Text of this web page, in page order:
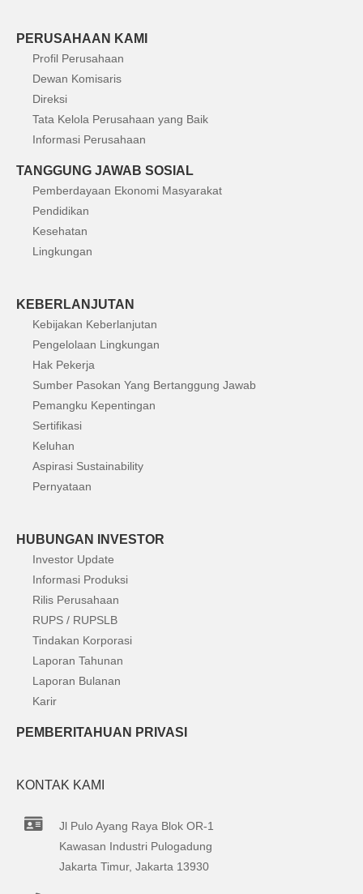
PERUSAHAAN KAMI
Profil Perusahaan
Dewan Komisaris
Direksi
Tata Kelola Perusahaan yang Baik
Informasi Perusahaan
TANGGUNG JAWAB SOSIAL
Pemberdayaan Ekonomi Masyarakat
Pendidikan
Kesehatan
Lingkungan
KEBERLANJUTAN
Kebijakan Keberlanjutan
Pengelolaan Lingkungan
Hak Pekerja
Sumber Pasokan Yang Bertanggung Jawab
Pemangku Kepentingan
Sertifikasi
Keluhan
Aspirasi Sustainability
Pernyataan
HUBUNGAN INVESTOR
Investor Update
Informasi Produksi
Rilis Perusahaan
RUPS / RUPSLB
Tindakan Korporasi
Laporan Tahunan
Laporan Bulanan
Karir
PEMBERITAHUAN PRIVASI
KONTAK KAMI
Jl Pulo Ayang Raya Blok OR-1
Kawasan Industri Pulogadung
Jakarta Timur, Jakarta 13930